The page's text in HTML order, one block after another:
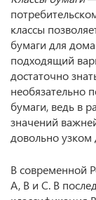
классы
бумаги для
подходящий
достаточно
необязательно
бумаги, ведь в
значений
довольно узком
В современной
А, В и С. В